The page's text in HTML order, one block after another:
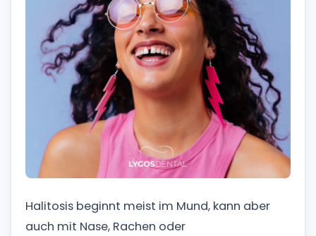
Halitosis beginnt meist im Mund, kann aber
auch mit Nase, Rachen oder